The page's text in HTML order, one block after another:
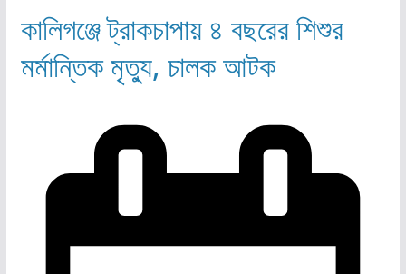
কালিগঞ্জে ট্রাকচাপায় ৪ বছরের শিশুর
মর্মান্তিক মৃত্যু, চালক আটক